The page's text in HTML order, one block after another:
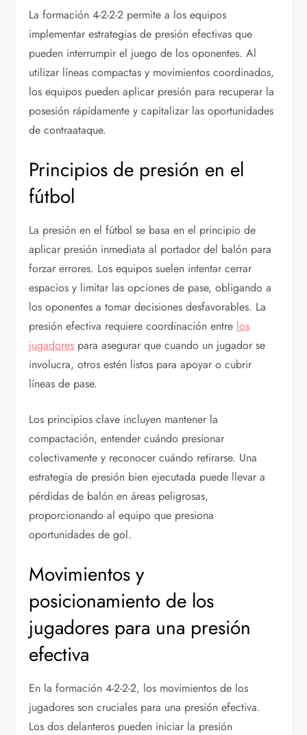
La formación 4-2-2-2 permite a los equipos
implementar estrategias de presión efectivas que
pueden interrumpir el juego de los oponentes. Al
utilizar líneas compactas y movimientos coordinados,
los equipos pueden aplicar presión para recuperar la
posesión rápidamente y capitalizar las oportunidades
de contraataque.
Principios de presión en el
fútbol
La presión en el fútbol se basa en el principio de
aplicar presión inmediata al portador del balón para
forzar errores. Los equipos suelen intentar cerrar
espacios y limitar las opciones de pase, obligando a
los oponentes a tomar decisiones desfavorables. La
presión efectiva requiere coordinación entre los
jugadores para asegurar que cuando un jugador se
involucra, otros estén listos para apoyar o cubrir
líneas de pase.
Los principios clave incluyen mantener la
compactación, entender cuándo presionar
colectivamente y reconocer cuándo retirarse. Una
estrategia de presión bien ejecutada puede llevar a
pérdidas de balón en áreas peligrosas,
proporcionando al equipo que presiona
oportunidades de gol.
Movimientos y
posicionamiento de los
jugadores para una presión
efectiva
En la formación 4-2-2-2, los movimientos de los
jugadores son cruciales para una presión efectiva.
Los dos delanteros pueden iniciar la presión